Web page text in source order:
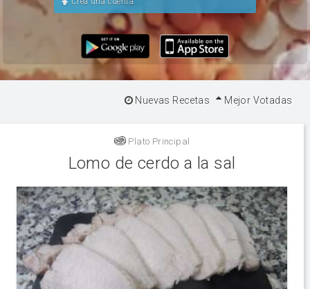
Nuevas Recetas Mejor Votadas
Plato Principal
Lomo de cerdo a la sal